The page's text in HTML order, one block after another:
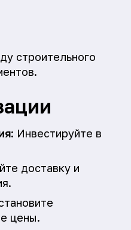
строительного
: Инвестируйте в
доставку и
цены.